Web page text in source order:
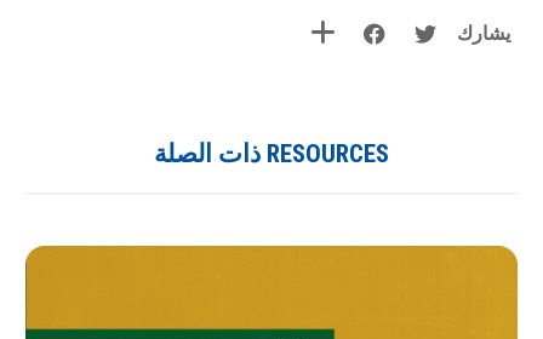
يشارك
RESOURCES ذات الصلة